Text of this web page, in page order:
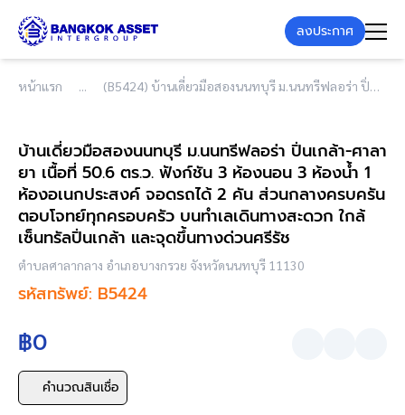
ลงประกาศ
หน้าแรก (B5424) บ้านเดี่ยวมือสองนนทบุรี ม.นนทรีฟลอร่า ปิ่นเกล้า-ศาลายา เนื้อที่ 50.6 ตร.ว. ฟังก์ชัน 3 ห้องนอน 3 ห้องน้ำ 1 ห้องอเนกประสงค์ จอดรถได้ 2 คัน ส่วนกลางครบครัน ตอบโจทย์ทุกครอบครัว บนทำเลเดินทางสะดวก ใกล้เซ็นทรัลปิ่นเกล้า และจุดขึ้นทางด่วนศรีรัช
บ้านเดี่ยวมือสองนนทบุรี ม.นนทรีฟลอร่า ปิ่นเกล้า-ศาลา
ยา เนื้อที่ 50.6 ตร.ว. ฟังก์ชัน 3 ห้องนอน 3 ห้องน้ำ 1
ห้องอเนกประสงค์ จอดรถได้ 2 คัน ส่วนกลางครบครัน
ตอบโจทย์ทุกครอบครัว บนทำเลเดินทางสะดวก ใกล้
เซ็นทรัลปิ่นเกล้า และจุดขึ้นทางด่วนศรีรัช
ตำบลศาลากลาง อำเภอบางกรวย จังหวัดนนทบุรี 11130
รหัสทรัพย์: B5424
฿0
คำนวณสินเชื่อ